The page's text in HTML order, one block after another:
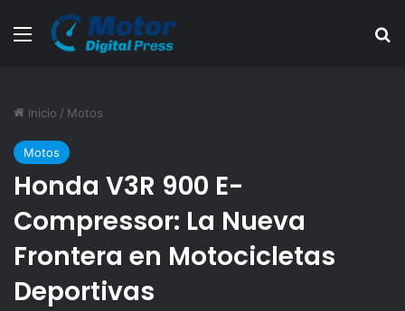
Menú
Inicio / Motos
Motos
Honda V3R 900 E-
Compressor: La Nueva
Frontera en Motocicletas
Deportivas